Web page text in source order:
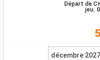
Départ de
jeu.
décembre 2027